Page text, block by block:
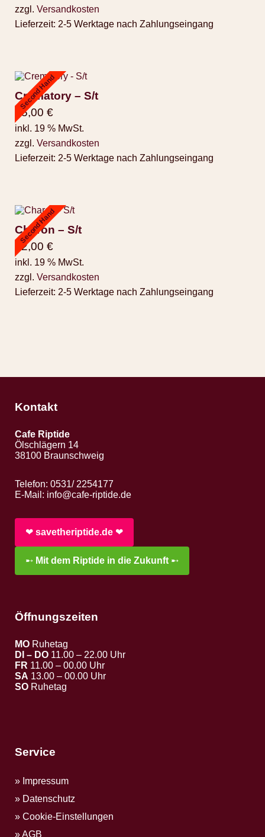
zzgl. Versandkosten
Lieferzeit: 2-5 Werktage nach Zahlungseingang
Second Hand
Crematory – S/t
25,00 €
inkl. 19 % MwSt.
zzgl. Versandkosten
Lieferzeit: 2-5 Werktage nach Zahlungseingang
Second Hand
Charon – S/t
12,00 €
inkl. 19 % MwSt.
zzgl. Versandkosten
Lieferzeit: 2-5 Werktage nach Zahlungseingang
Kontakt
Cafe Riptide
Ölschlägern 14
38100 Braunschweig
Telefon: 0531/ 2254177
E-Mail: info@cafe-riptide.de
❤︎ savetheriptide.de ❤︎
➸ Mit dem Riptide in die Zukunft ➸
Öffnungszeiten
MO Ruhetag
DI – DO 11.00 – 22.00 Uhr
FR 11.00 – 00.00 Uhr
SA 13.00 – 00.00 Uhr
SO Ruhetag
Service
Impressum
Datenschutz
Cookie-Einstellungen
AGB